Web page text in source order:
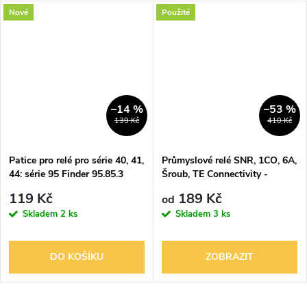
Nové
139 Kč
–14 %
Patice pro relé pro série 40, 41,
44: série 95 Finder 95.85.3
119 Kč
Skladem 2 ks
DO KOŠÍKU
Použité
410 Kč
–53 %
Průmyslové relé SNR, 1CO, 6A,
Šroub, TE Connectivity -
od 189 Kč
Skladem 3 ks
ZOBRAZIT